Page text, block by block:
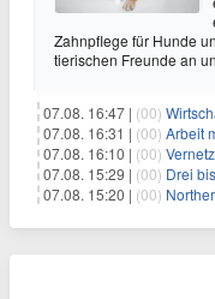
Zahnpflege für Hunde
tierischen Freunde an
07.08. 16:47 | (00)
07.08. 16:31 | (00) Arbeit
07.08. 16:10 | (00)
07.08. 15:29 | (00) Drei bis
07.08. 15:20 | (00) Northern